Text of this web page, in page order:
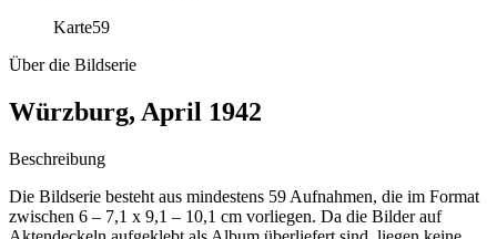
Karte59
Über die Bildserie
Würzburg, April 1942
Beschreibung
Die Bildserie besteht aus mindestens 59 Aufnahmen, die im Format
zwischen 6 – 7,1 x 9,1 – 10,1 cm vorliegen. Da die Bilder auf